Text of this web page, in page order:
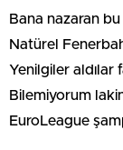
Bana nazaran
Natürel
Yenilgiler aldılar
Bilemiyorum
EuroLeague